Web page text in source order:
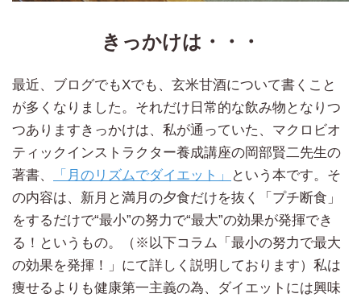
きっかけは・・・
最近、ブログでもXでも、玄米甘酒について書くこと
が多くなりました。それだけ日常的な飲み物となりつ
つありますきっかけは、私が通っていた、マクロビオ
ティックインストラクター養成講座の岡部賢二先生の
著書、
「月のリズムでダイエット」
という本です。そ
の内容は、新月と満月の夕食だけを抜く「プチ断食」
をするだけで“最小”の努力で“最大”の効果が発揮でき
る！というもの。（※以下コラム「最小の努力で最大
の効果を発揮！」にて詳しく説明しております）私は
痩せるよりも健康第一主義の為、ダイエットには興味